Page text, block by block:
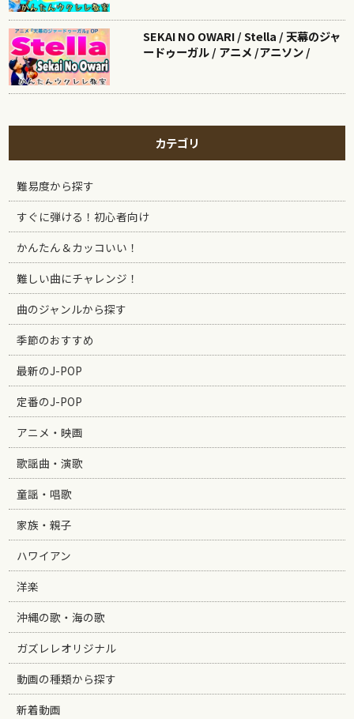
SEKAI NO OWARI / Stella / 天幕のジャ
ードゥーガル / アニメ /アニソン /
カテゴリ
難易度から探す
すぐに弾ける！初心者向け
かんたん＆カッコいい！
難しい曲にチャレンジ！
曲のジャンルから探す
季節のおすすめ
最新のJ-POP
定番のJ-POP
アニメ・映画
歌謡曲・演歌
童謡・唱歌
家族・親子
ハワイアン
洋楽
沖縄の歌・海の歌
ガズレレオリジナル
動画の種類から探す
新着動画